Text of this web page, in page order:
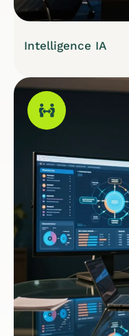
Intelligence IA